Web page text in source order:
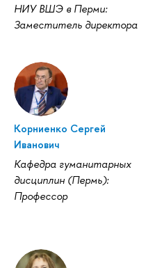
НИУ ВШЭ в Перми:
Заместитель директора
Корниенко Сергей
Иванович
Кафедра гуманитарных
дисциплин (Пермь):
Профессор